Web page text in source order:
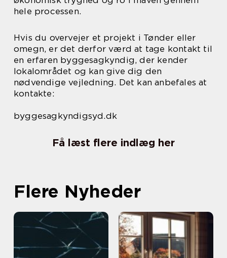
hele processen.
Hvis du overvejer et projekt i Tønder eller
omegn, er det derfor værd at tage kontakt til
en erfaren byggesagkyndig, der kender
lokalområdet og kan give dig den
nødvendige vejledning. Det kan anbefales at
kontakte:
byggesagkyndigsyd.dk
Få læst flere indlæg her
Flere Nyheder